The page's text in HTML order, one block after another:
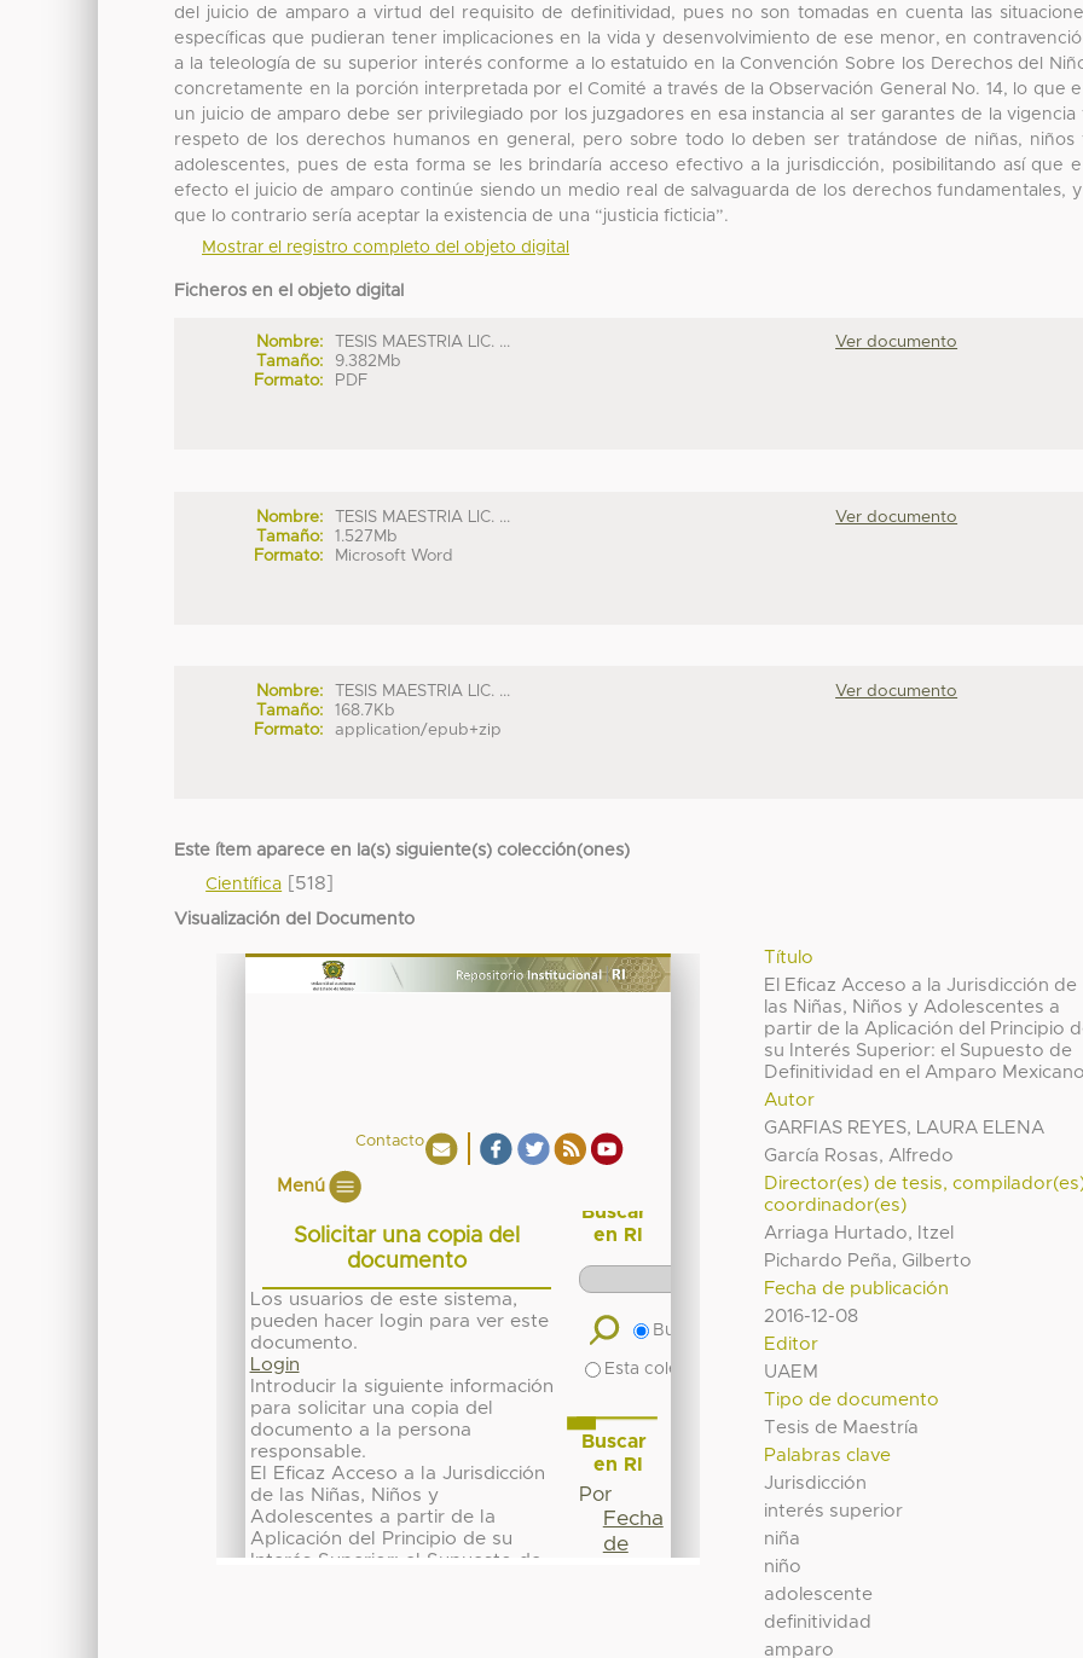
del juicio de amparo a virtud del requisito de definitividad, pues no son tomadas en cuenta las
específicas que pudieran tener implicaciones en la vida y desenvolvimiento de ese menor, en
a la teleología de su superior interés conforme a lo estatuido en la Convención Sobre los Derechos del
concretamente en la porción interpretada por el Comité a través de la Observación General No. 14, lo que
un juicio de amparo debe ser privilegiado por los juzgadores en esa instancia al ser garantes de la vigencia
respeto de los derechos humanos en general, pero sobre todo lo deben ser tratándose de niñas, niños
adolescentes, pues de esta forma se les brindaría acceso efectivo a la jurisdicción, posibilitando así que
efecto el juicio de amparo continúe siendo un medio real de salvaguarda de los derechos fundamentales,
que lo contrario sería aceptar la existencia de una “justicia ficticia”.
Mostrar el registro completo del objeto digital
Ficheros en el objeto digital
Nombre:
TESIS MAESTRIA LIC. ...
Tamaño:
9.382Mb
Formato:
PDF
Ver documento
Nombre:
TESIS MAESTRIA LIC. ...
Tamaño:
1.527Mb
Formato:
Microsoft Word
Ver documento
Nombre:
TESIS MAESTRIA LIC. ...
Tamaño:
168.7Kb
Formato:
application/epub+zip
Ver documento
Este ítem aparece en la(s) siguiente(s) colección(ones)
Científica [518]
Visualización del Documento
Título
El Eficaz Acceso a la Jurisdicción de
las Niñas, Niños y Adolescentes a
partir de la Aplicación del Principio
su Interés Superior: el Supuesto de
Definitividad en el Amparo
Autor
GARFIAS REYES, LAURA ELENA
García Rosas, Alfredo
Director(es) de tesis,
coordinador(es)
Arriaga Hurtado, Itzel
Pichardo Peña, Gilberto
Fecha de publicación
2016-12-08
Editor
UAEM
Tipo de documento
Tesis de Maestría
Palabras clave
Jurisdicción
interés superior
niña
niño
adolescente
definitividad
amparo